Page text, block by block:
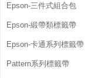
Epson-三件式組合包
Epson-緞帶類標籤帶
Epson-卡通系列標籤帶
Pattern系列標籤帶